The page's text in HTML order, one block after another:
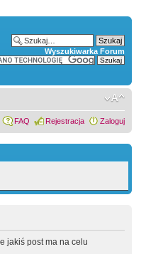
Wyszukiwarka Forum
FAQ Rejestracja Zaloguj
jakiś post ma na celu